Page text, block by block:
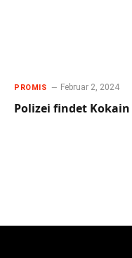
PROMIS Februar 2, 2024
Polizei findet